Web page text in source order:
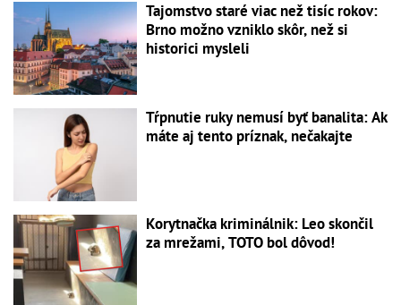
Tajomstvo staré viac než tisíc rokov:
Brno možno vzniklo skôr, než si
historici mysleli
Tŕpnutie ruky nemusí byť banalita: Ak
máte aj tento príznak, nečakajte
Korytnačka kriminálnik: Leo skončil
za mrežami, TOTO bol dôvod!